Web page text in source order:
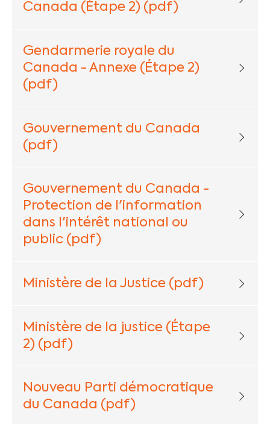
Canada (Étape 2) (pdf)
Gendarmerie royale du
Canada - Annexe (Étape 2)
(pdf)
Gouvernement du Canada
(pdf)
Gouvernement du Canada -
Protection de l'information
dans l'intérêt national ou
public (pdf)
Ministère de la Justice (pdf)
Ministère de la justice (Étape
2) (pdf)
Nouveau Parti démocratique
du Canada (pdf)